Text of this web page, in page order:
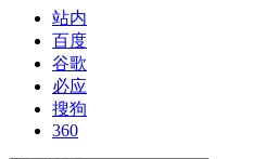
站内
百度
谷歌
必应
搜狗
360